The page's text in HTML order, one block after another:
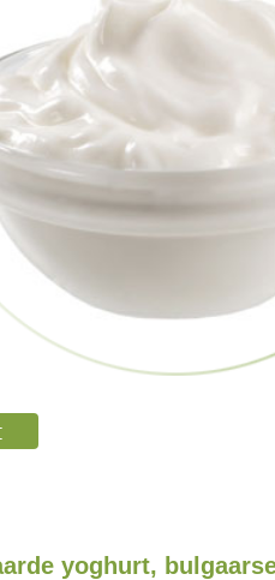
yoghurt,